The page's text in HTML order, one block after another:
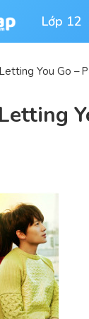
Lớp 12
You Go –